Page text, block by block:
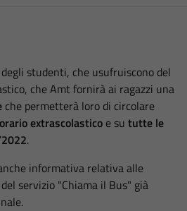
studenti, che usufruiscono del
che Amt fornirà ai ragazzi una
che permetterà loro di circolare
orario extrascolastico e su tutte le
.
informativa relativa alle
servizio "Chiama il Bus" già